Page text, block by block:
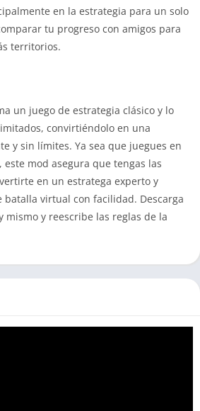
en la estrategia para un solo
tu progreso con amigos para
territorios.
un juego de estrategia clásico y lo
convirtiéndolo en una
y sin límites. Ya sea que juegues en
este mod asegura que tengas las
en un estratega experto y
virtual con facilidad. Descarga
mismo y reescribe las reglas de la